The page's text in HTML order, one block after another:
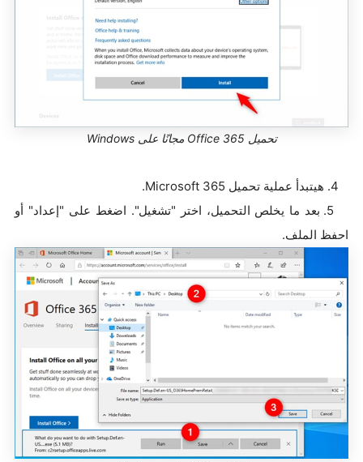
تحميل Office 365 مجانًا على Windows
5. بعد ما يخلص التحميل، اختر "تشغيل". اضغط على "إعداد" أو
احفظ الملف.